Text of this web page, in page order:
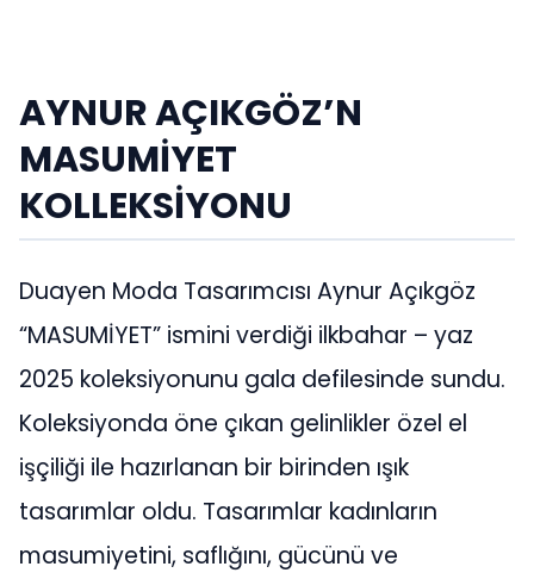
AYNUR AÇIKGÖZ’N
MASUMİYET
KOLLEKSİYONU
Duayen Moda Tasarımcısı Aynur Açıkgöz
“MASUMİYET” ismini verdiği ilkbahar – yaz
2025 koleksiyonunu gala defilesinde sundu.
Koleksiyonda öne çıkan gelinlikler özel el
işçiliği ile hazırlanan bir birinden ışık
tasarımlar oldu. Tasarımlar kadınların
masumiyetini, saflığını, gücünü ve